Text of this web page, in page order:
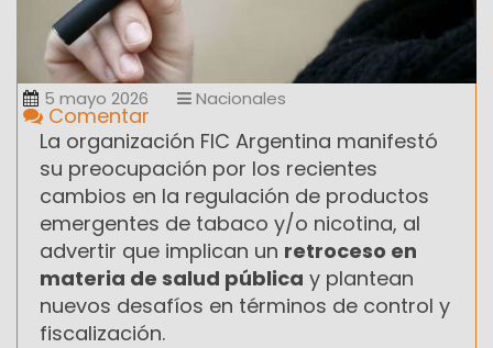
5 mayo 2026 Nacionales
Comentar
La organización FIC Argentina manifestó
su preocupación por los recientes
cambios en la regulación de productos
emergentes de tabaco y/o nicotina, al
advertir que implican un retroceso en
materia de salud pública y plantean
nuevos desafíos en términos de control y
fiscalización.